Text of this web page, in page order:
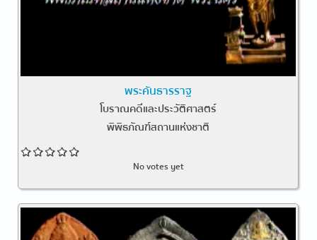
พระคันธารราฐ
โบราณคดีและประวัติศาสตร์
พิพิธภัณฑ์สถานแห่งชาติ
No votes yet